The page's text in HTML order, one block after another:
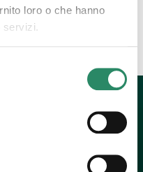
loro o che hanno
servizi.
Leggi tutto